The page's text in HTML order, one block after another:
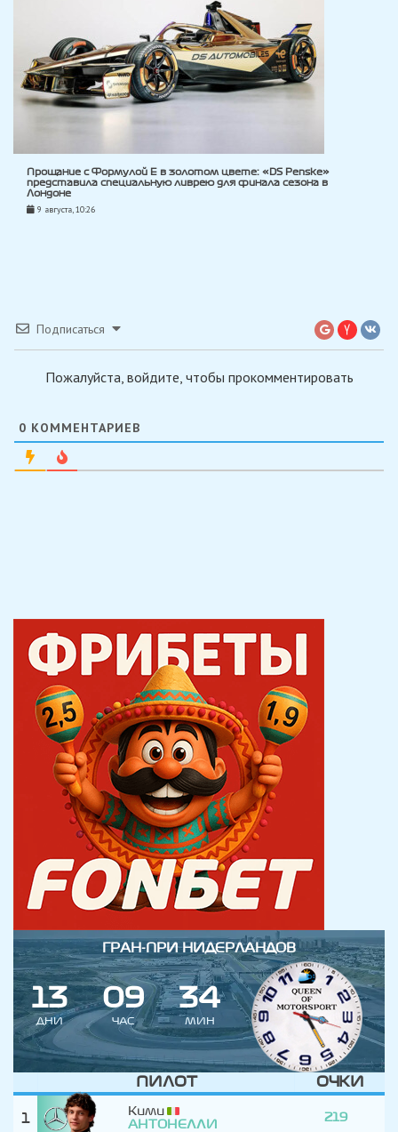
Прощание с Формулой E в золотом цвете: «DS Penske»
представила специальную ливрею для финала сезона в
Лондоне
9 августа, 10:26
Подписаться
Пожалуйста, войдите, чтобы прокомментировать
0 КОММЕНТАРИЕВ
ГРАН-ПРИ НИДЕРЛАНДОВ
13
ДНИ
09
ЧАС
34
МИН
ПИЛОТ ОЧКИ
1
Кими
АНТОНЕЛЛИ
219